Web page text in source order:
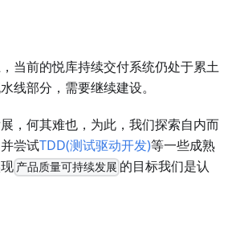
当前的悦库持续交付系统仍处于累土
线部分，需要继续建设。
，何其难也，为此，我们探索自内而
尝试TDD(测试驱动开发)等一些成熟
产品质量可持续发展 的目标我们是认